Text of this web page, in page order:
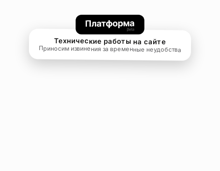
Технические работы на сайте
Приносим извинения за временные неудобства